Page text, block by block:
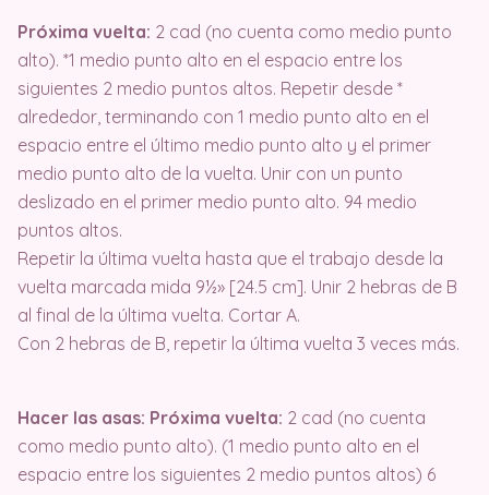
Próxima vuelta: 2 cad (no cuenta como medio punto
alto). *1 medio punto alto en el espacio entre los
siguientes 2 medio puntos altos. Repetir desde *
alrededor, terminando con 1 medio punto alto en el
espacio entre el último medio punto alto y el primer
medio punto alto de la vuelta. Unir con un punto
deslizado en el primer medio punto alto. 94 medio
puntos altos.
Repetir la última vuelta hasta que el trabajo desde la
vuelta marcada mida 9½» [24.5 cm]. Unir 2 hebras de B
al final de la última vuelta. Cortar A.
Con 2 hebras de B, repetir la última vuelta 3 veces más.
Hacer las asas: Próxima vuelta: 2 cad (no cuenta
como medio punto alto). (1 medio punto alto en el
espacio entre los siguientes 2 medio puntos altos) 6